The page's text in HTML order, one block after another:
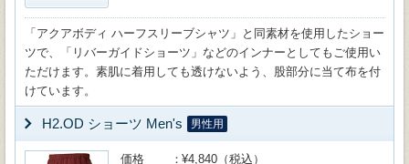
「アクアボディ ハーフスリーブシャツ」と同素材を使用したショー
ツで、「リバーガイドショーツ」などのインナーとしてもご使用い
ただけます。素肌に着用しても透けないよう、股部分に当て布を付
けています。
H2.OD ショーツ Men's 男性用
価格
¥4,840（税込）